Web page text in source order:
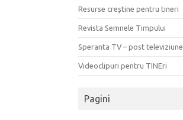
Resurse creştine pentru tineri
Revista Semnele Timpului
Speranta TV – post televiziune
Videoclipuri pentru TINEri
Pagini